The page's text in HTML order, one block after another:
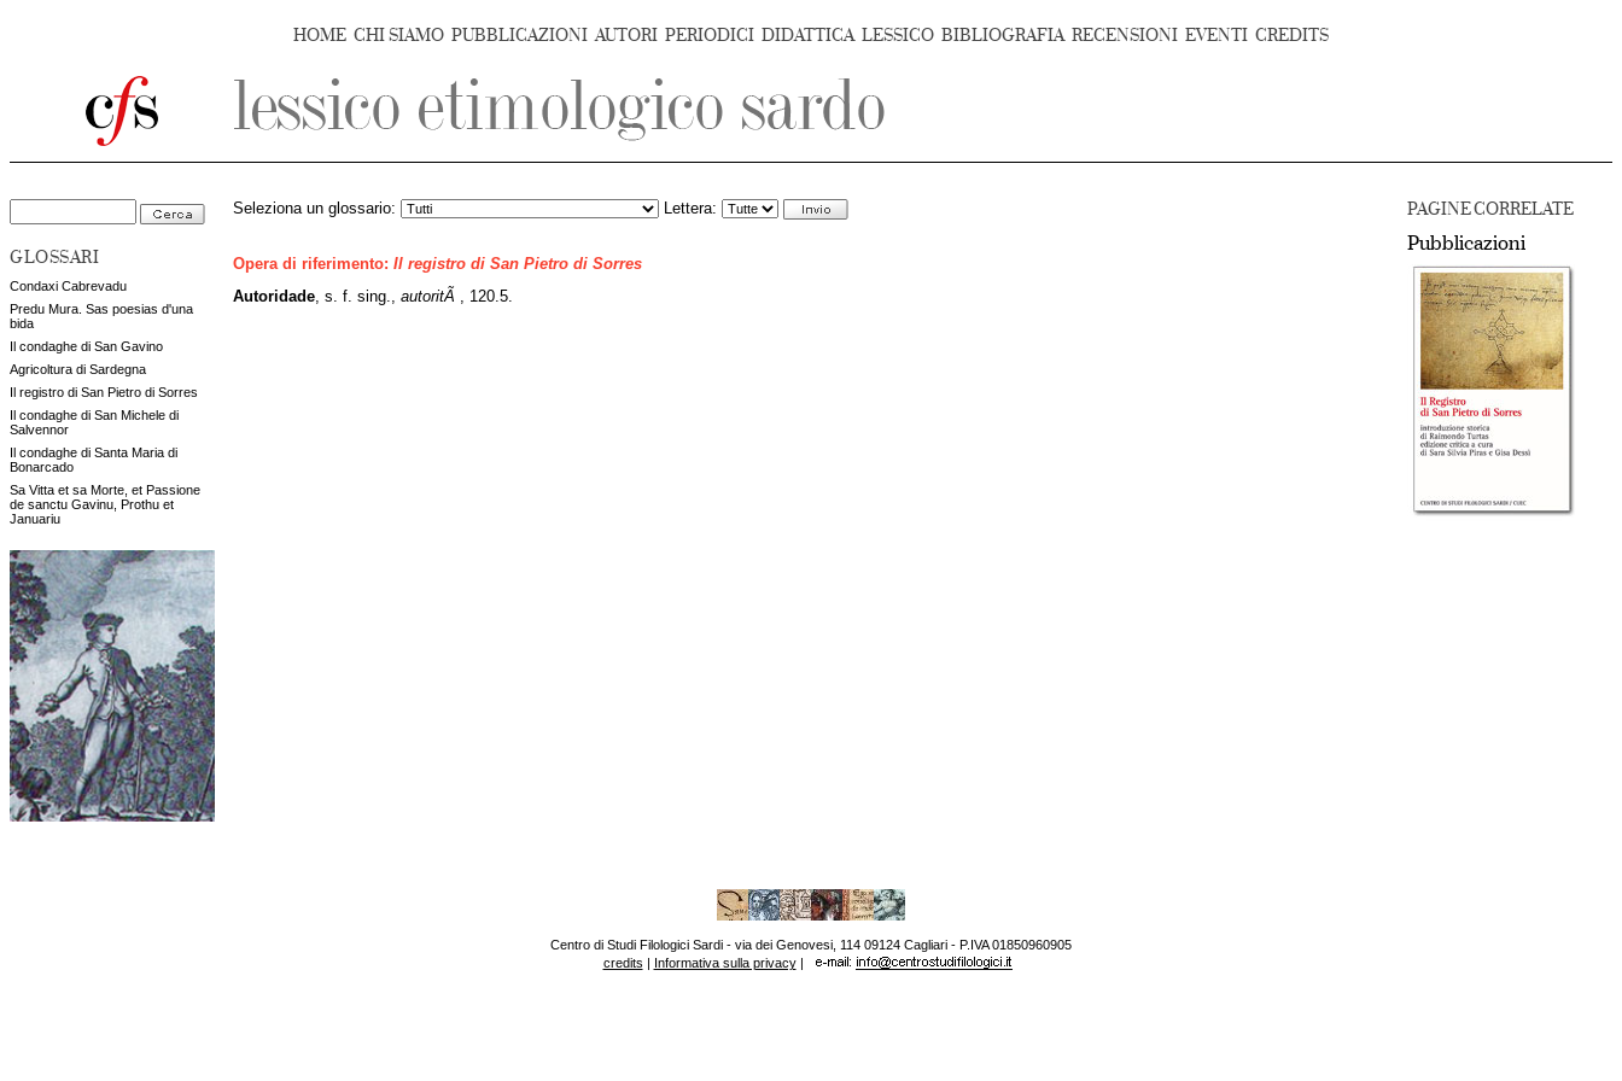
HOME CHI SIAMO PUBBLICAZIONI AUTORI PERIODICI DIDATTICA LESSICO BIBLIOGRAFIA RECENSIONI EVENTI CREDITS
GLOSSARI
Condaxi Cabrevadu
Predu Mura. Sas poesias d'una
bida
Il condaghe di San Gavino
Agricoltura di Sardegna
Il registro di San Pietro di Sorres
Il condaghe di San Michele di
Salvennor
Il condaghe di Santa Maria di
Bonarcado
Sa Vitta et sa Morte, et Passione
de sanctu Gavinu, Prothu et
Januariu
PAGINE CORRELATE
Pubblicazioni
Seleziona un glossario: Lettera:
Opera di riferimento: Il registro di San Pietro di Sorres
Autoridade , s. f. sing., autoritÃ , 120.5.
Centro di Studi Filologici Sardi - via dei Genovesi, 114 09124 Cagliari - P.IVA 01850960905
credits | Informativa sulla privacy|